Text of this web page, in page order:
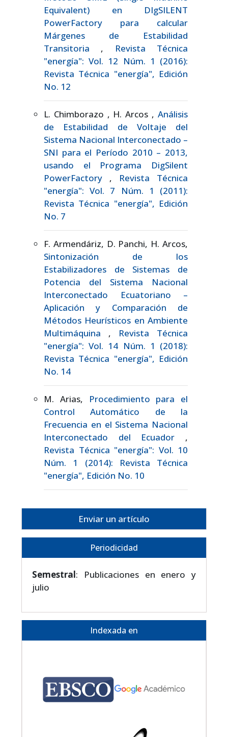
Equivalent) en DIgSILENT
PowerFactory para calcular
Márgenes de Estabilidad
Transitoria ,
Revista Técnica
"energía": Vol. 12 Núm. 1 (2016):
Revista Técnica "energía", Edición
No. 12
L. Chimborazo , H. Arcos , Análisis
de Estabilidad de Voltaje del
Sistema Nacional Interconectado –
SNI para el Período 2010 – 2013,
usando el Programa DigSilent
PowerFactory , Revista Técnica
"energía": Vol. 7 Núm. 1 (2011):
Revista Técnica "energía", Edición
No. 7
F. Armendáriz, D. Panchi, H. Arcos,
Sintonización de los
Estabilizadores de Sistemas de
Potencia del Sistema Nacional
Interconectado Ecuatoriano –
Aplicación y Comparación de
Métodos Heurísticos en Ambiente
Multimáquina , Revista Técnica
"energía": Vol. 14 Núm. 1 (2018):
Revista Técnica "energía", Edición
No. 14
M. Arias,
Procedimiento para el
Control Automático de la
Frecuencia en el Sistema Nacional
Interconectado del Ecuador ,
Revista Técnica "energía": Vol. 10
Núm. 1 (2014): Revista Técnica
"energía", Edición No. 10
Enviar un artículo
Periodicidad
Semestral: Publicaciones en enero y
julio
Indexada en